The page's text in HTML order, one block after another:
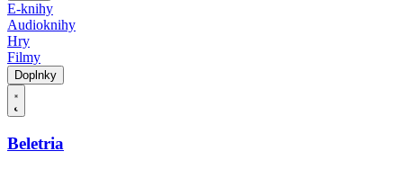
E-knihy
Audioknihy
Hry
Filmy
Doplnky
Beletria